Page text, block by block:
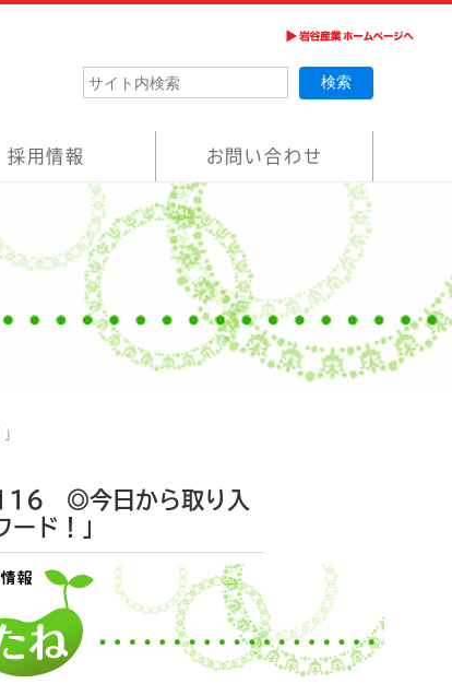
採用情報 お問い合わせ
◎今日から取り入
ド！」